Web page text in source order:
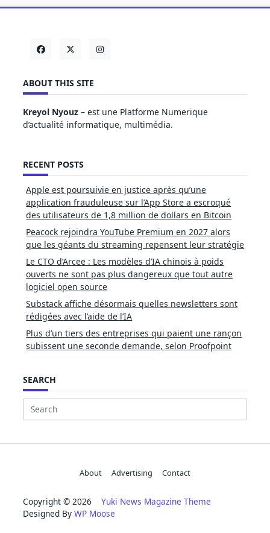
ABOUT THIS SITE
Kreyol Nyouz – est une Platforme Numerique
d’actualité informatique, multimédia.
RECENT POSTS
Apple est poursuivie en justice après qu’une
application frauduleuse sur l’App Store a escroqué
des utilisateurs de 1,8 million de dollars en Bitcoin
Peacock rejoindra YouTube Premium en 2027 alors
que les géants du streaming repensent leur stratégie
Le CTO d’Arcee : Les modèles d’IA chinois à poids
ouverts ne sont pas plus dangereux que tout autre
logiciel open source
Substack affiche désormais quelles newsletters sont
rédigées avec l’aide de l’IA
Plus d’un tiers des entreprises qui paient une rançon
subissent une seconde demande, selon Proofpoint
SEARCH
Search
About Advertising Contact
Copyright © 2026 Yuki News Magazine Theme
Designed By WP Moose